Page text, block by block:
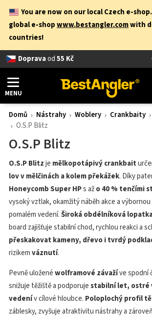
You are now on our local Czech e-
global e-shopwww.bestangler.comwith
countries!
Dopravaod55 Kč
MENU
Domů Nástrahy Woblery Crankbaity
O.S.P Blitz
O.S.P Blitz
O.S.P Blitzje mělkopotápivý crankbait
lov v mělčinách a kolem překážek. Díky
Honeycomb Super HPs ažo 40 % tenčími
vysoký vztlak, okamžitý náběh akce a
pomalém vedení.Široká obdélníková
board zajišťuje stabilní chod, rychlou reakci a
přeskakovat kameny, dřevo i tvrdý
rizikemváznutí.
Pevně uloženéwolframové závažíve spodní
snižuje těžiště a podporujestabilní let, ostré
vedenív cílové hloubce. Poloplochý profil
záblesky, zvyšuje atraktivitu nástrahy a